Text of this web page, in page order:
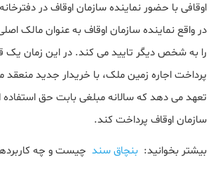
اوقافی با حضور نماینده سازمان اوقاف در
در واقع نماینده سازمان اوقاف به عنوان مالک
را به شخص دیگر تایید می کند. در این زمان یک
پرداخت اجاره زمین ملک، با خریدار جدید
تعهد می دهد که سالانه مبلغی بابت حق استفاده
سازمان اوقاف پرداخت کند.
بیشتر بخوانید: بنچاق سند چیست و چه